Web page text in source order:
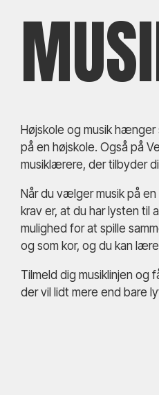
Højskole og musik
på en højskole. Også på
musiklærere, der tilbyder
Når du vælger musik på
krav er, at du har lysten til
mulighed for at spille
og som kor, og du kan
Tilmeld dig musiklinjen og
der vil lidt mere end bare